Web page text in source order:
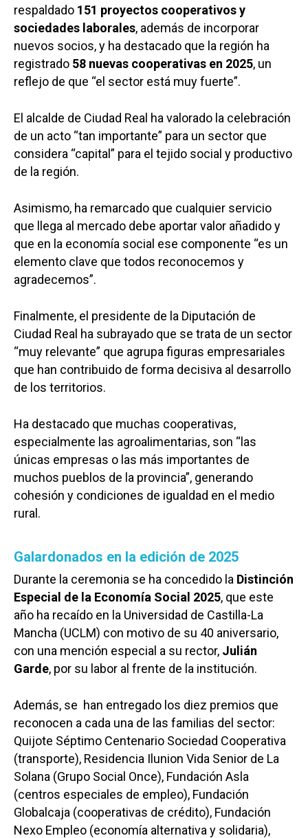
respaldado 151 proyectos cooperativos y
sociedades laborales, además de incorporar
nuevos socios, y ha destacado que la región ha
registrado 58 nuevas cooperativas en 2025, un
reflejo de que “el sector está muy fuerte”.
El alcalde de Ciudad Real ha valorado la celebración
de un acto “tan importante” para un sector que
considera “capital” para el tejido social y productivo
de la región.
Asimismo, ha remarcado que cualquier servicio
que llega al mercado debe aportar valor añadido y
que en la economía social ese componente “es un
elemento clave que todos reconocemos y
agradecemos”.
Finalmente, el presidente de la Diputación de
Ciudad Real ha subrayado que se trata de un sector
“muy relevante” que agrupa figuras empresariales
que han contribuido de forma decisiva al desarrollo
de los territorios.
Ha destacado que muchas cooperativas,
especialmente las agroalimentarias, son “las
únicas empresas o las más importantes de
muchos pueblos de la provincia”, generando
cohesión y condiciones de igualdad en el medio
rural.
Galardonados en la edición de 2025
Durante la ceremonia se ha concedido la Distinción
Especial de la Economía Social 2025, que este
año ha recaído en la Universidad de Castilla-La
Mancha (UCLM) con motivo de su 40 aniversario,
con una mención especial a su rector, Julián
Garde, por su labor al frente de la institución.
Además, se han entregado los diez premios que
reconocen a cada una de las familias del sector:
Quijote Séptimo Centenario Sociedad Cooperativa
(transporte), Residencia Ilunion Vida Senior de La
Solana (Grupo Social Once), Fundación Asla
(centros especiales de empleo), Fundación
Globalcaja (cooperativas de crédito), Fundación
Nexo Empleo (economía alternativa y solidaria),